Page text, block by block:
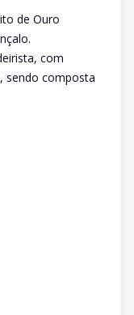
de Ouro
com
sendo composta